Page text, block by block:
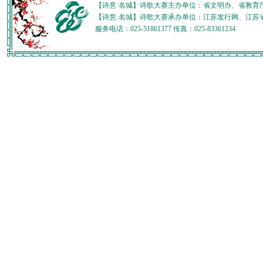
【诗意·名城】诗歌大赛主办单位：省文明办、省教
【诗意·名城】诗歌大赛承办单位：江苏发行网、江
服务电话：025-51861377 传真：025-83361234